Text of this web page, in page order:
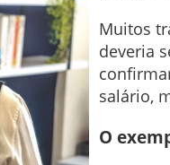
Muitos
deveria
salário,
O